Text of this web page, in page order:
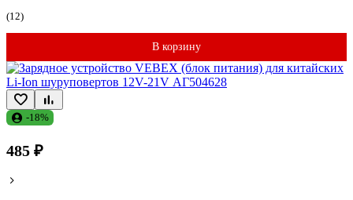
(12)
В корзину
-18%
485 ₽